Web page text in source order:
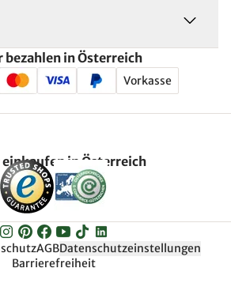
bezahlen in Österreich
Vorkasse
einkaufen in Österreich
AGBDatenschutzeinstellungen
Barrierefreiheit